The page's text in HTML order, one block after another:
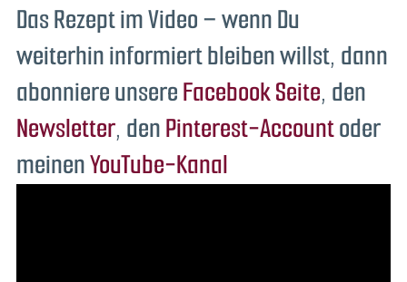
Das Rezept im Video –wenn Du
weiterhin informiert bleiben willst, dann
abonniere unsereFacebook Seite, den
Newsletter, denPinterest-Accountoder
meinenYouTube-Kanal